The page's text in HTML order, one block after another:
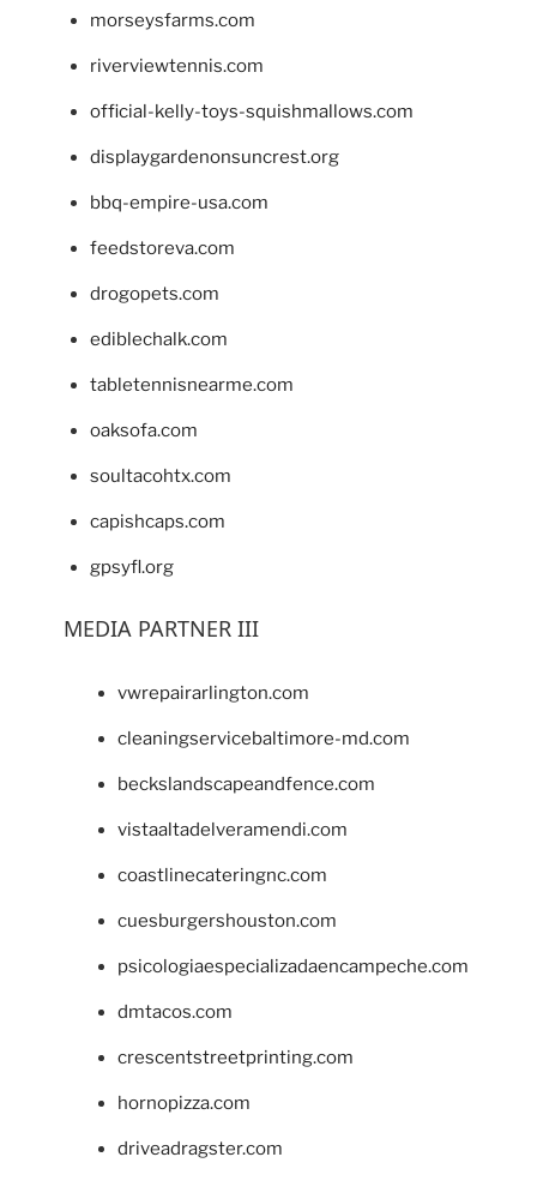
morseysfarms.com
riverviewtennis.com
official-kelly-toys-squishmallows.com
displaygardenonsuncrest.org
bbq-empire-usa.com
feedstoreva.com
drogopets.com
ediblechalk.com
tabletennisnearme.com
oaksofa.com
soultacohtx.com
capishcaps.com
gpsyfl.org
MEDIA PARTNER III
vwrepairarlington.com
cleaningservicebaltimore-md.com
beckslandscapeandfence.com
vistaaltadelveramendi.com
coastlinecateringnc.com
cuesburgershouston.com
psicologiaespecializadaencampeche.com
dmtacos.com
crescentstreetprinting.com
hornopizza.com
driveadragster.com